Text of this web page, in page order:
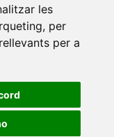
les
, per
per a